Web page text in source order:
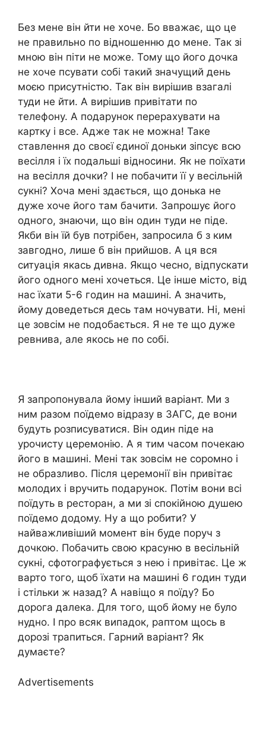
Без мене він йти не хоче. Бо вважає, що це
не правильно по відношенню до мене. Так зі
мною він піти не може. Тому що його дочка
не хоче псувати собі такий значущий день
моєю присутністю. Так він вирішив взагалі
туди не йти. А вирішив привітати по
телефону. А подарунок перерахувати на
картку і все. Адже так не можна! Таке
ставлення до своєї єдиної доньки зіпсує всю
весілля і їх подальші відносини. Як не поїхати
на весілля дочки? І не побачити її у весільній
сукні? Хоча мені здається, що донька не
дуже хоче його там бачити. Запрошує його
одного, знаючи, що він один туди не піде.
Якби він їй був потрібен, запросила б з ким
завгодно, лише б він прийшов. А ця вся
ситуація якась дивна. Якщо чесно, відпускати
його одного мені хочеться. Це інше місто, від
нас їхати 5-6 годин на машині. А значить,
йому доведеться десь там ночувати. Ні, мені
це зовсім не подобається. Я не те що дуже
ревнива, але якось не по собі.
Я запропонувала йому інший варіант. Ми з
ним разом поїдемо відразу в ЗАГС, де вони
будуть розписуватися. Він один піде на
урочисту церемонію. А я тим часом почекаю
його в машині. Мені так зовсім не соромно і
не образливо. Після церемонії він привітає
молодих і вручить подарунок. Потім вони всі
поїдуть в ресторан, а ми зі спокійною душею
поїдемо додому. Ну а що робити? У
найважливіший момент він буде поруч з
дочкою. Побачить свою красуню в весільній
сукні, сфотографується з нею і привітає. Це ж
варто того, щоб їхати на машині 6 годин туди
і стільки ж назад? А навіщо я поїду? Бо
дорога далека. Для того, щоб йому не було
нудно. І про всяк випадок, раптом щось в
дорозі трапиться. Гарний варіант? Як
думаєте?
Advertisements